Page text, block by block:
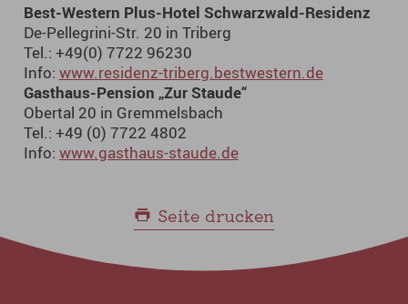
Best-Western Plus-Hotel Schwarzwald-Residenz
De-Pellegrini-Str. 20 in Triberg
Tel.: +49(0) 7722 96230
Info: www.residenz-triberg.bestwestern.de
Gasthaus-Pension „Zur Staude“
Obertal 20 in Gremmelsbach
Tel.: +49 (0) 7722 4802
Info: www.gasthaus-staude.de
Seite drucken